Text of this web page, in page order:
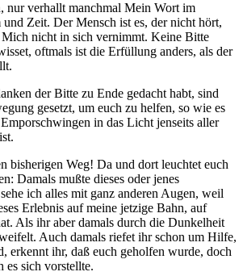
nur verhallt manchmal Mein Wort im
und Zeit. Der Mensch ist es, der nicht hört,
Mich nicht in sich vernimmt. Keine Bitte
oftmals ist die Erfüllung anders, als der
der Bitte zu Ende gedacht habt, sind
gesetzt, um euch zu helfen, so wie es
in das Licht jenseits aller
bisherigen Weg! Da und dort leuchtet euch
Damals mußte dieses oder jenes
ich alles mit ganz anderen Augen, weil
Erlebnis auf meine jetzige Bahn, auf
Als ihr aber damals durch die Dunkelheit
Auch damals riefet ihr schon um Hilfe,
erkennt ihr, daß euch geholfen wurde, doch
es sich vorstellte.